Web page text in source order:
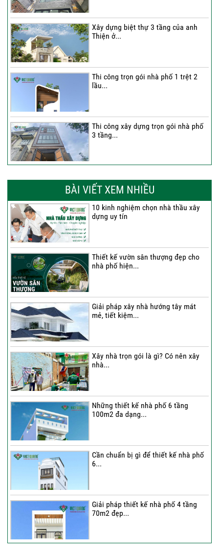
Xây dựng biệt thự 3 tầng của anh
Thiện ở...
Thi công trọn gói nhà phố 1 trệt 2
lầu...
Thi công xây dựng trọn gói nhà phố
3 tầng...
Anh...
BÀI VIẾT XEM NHIỀU
10 kinh nghiệm chọn nhà thầu xây
dựng uy tín
Thiết kế vườn sân thượng đẹp cho
nhà phố hiện...
Giải pháp xây nhà hướng tây mát
mẻ, tiết kiệm...
Xây nhà trọn gói là gì? Có nên xây
nhà...
Những thiết kế nhà phố 6 tầng
100m2 đa dạng...
Cần chuẩn bị gì để thiết kế nhà phố
6...
Giải pháp thiết kế nhà phố 4 tầng
70m2 đẹp...